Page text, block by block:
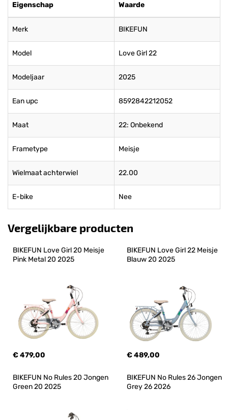
Eigenschap Waarde
Merk BIKEFUN
Model Love Girl 22
Modeljaar 2025
Ean upc 8592842212052
Maat 22: Onbekend
Frametype Meisje
Wielmaat achterwiel 22.00
E-bike Nee
Vergelijkbare producten
BIKEFUN Love Girl 20 Meisje
Pink Metal 20 2025
€ 479,00
BIKEFUN Love Girl 22 Meisje
Blauw 20 2025
€ 489,00
BIKEFUN No Rules 20 Jongen
Green 20 2025
BIKEFUN No Rules 26 Jongen
Grey 26 2026